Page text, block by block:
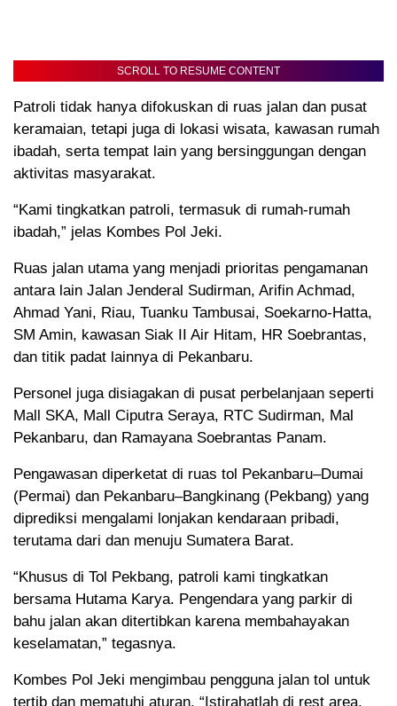
SCROLL TO RESUME CONTENT
Patroli tidak hanya difokuskan di ruas jalan dan pusat
keramaian, tetapi juga di lokasi wisata, kawasan rumah
ibadah, serta tempat lain yang bersinggungan dengan
aktivitas masyarakat.
“Kami tingkatkan patroli, termasuk di rumah-rumah
ibadah,” jelas Kombes Pol Jeki.
Ruas jalan utama yang menjadi prioritas pengamanan
antara lain Jalan Jenderal Sudirman, Arifin Achmad,
Ahmad Yani, Riau, Tuanku Tambusai, Soekarno-Hatta,
SM Amin, kawasan Siak II Air Hitam, HR Soebrantas,
dan titik padat lainnya di Pekanbaru.
Personel juga disiagakan di pusat perbelanjaan seperti
Mall SKA, Mall Ciputra Seraya, RTC Sudirman, Mal
Pekanbaru, dan Ramayana Soebrantas Panam.
Pengawasan diperketat di ruas tol Pekanbaru–Dumai
(Permai) dan Pekanbaru–Bangkinang (Pekbang) yang
diprediksi mengalami lonjakan kendaraan pribadi,
terutama dari dan menuju Sumatera Barat.
“Khusus di Tol Pekbang, patroli kami tingkatkan
bersama Hutama Karya. Pengendara yang parkir di
bahu jalan akan ditertibkan karena membahayakan
keselamatan,” tegasnya.
Kombes Pol Jeki mengimbau pengguna jalan tol untuk
tertib dan mematuhi aturan. “Istirahatlah di rest area,